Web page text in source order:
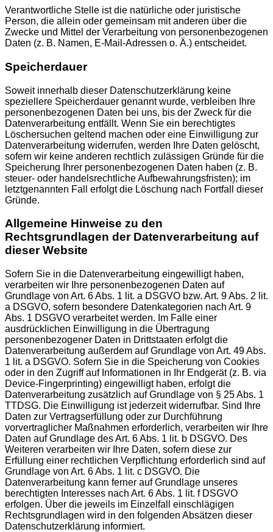
Verantwortliche Stelle ist die natürliche oder juristische
Person, die allein oder gemeinsam mit anderen über die
Zwecke und Mittel der Verarbeitung von personenbezogenen
Daten (z. B. Namen, E-Mail-Adressen o. Ä.) entscheidet.
Speicherdauer
Soweit innerhalb dieser Datenschutzerklärung keine
speziellere Speicherdauer genannt wurde, verbleiben Ihre
personenbezogenen Daten bei uns, bis der Zweck für die
Datenverarbeitung entfällt. Wenn Sie ein berechtigtes
Löschersuchen geltend machen oder eine Einwilligung zur
Datenverarbeitung widerrufen, werden Ihre Daten gelöscht,
sofern wir keine anderen rechtlich zulässigen Gründe für die
Speicherung Ihrer personenbezogenen Daten haben (z. B.
steuer- oder handelsrechtliche Aufbewahrungsfristen); im
letztgenannten Fall erfolgt die Löschung nach Fortfall dieser
Gründe.
Allgemeine Hinweise zu den
Rechtsgrundlagen der Datenverarbeitung auf
dieser Website
Sofern Sie in die Datenverarbeitung eingewilligt haben,
verarbeiten wir Ihre personenbezogenen Daten auf
Grundlage von Art. 6 Abs. 1 lit. a DSGVO bzw. Art. 9 Abs. 2 lit.
a DSGVO, sofern besondere Datenkategorien nach Art. 9
Abs. 1 DSGVO verarbeitet werden. Im Falle einer
ausdrücklichen Einwilligung in die Übertragung
personenbezogener Daten in Drittstaaten erfolgt die
Datenverarbeitung außerdem auf Grundlage von Art. 49 Abs.
1 lit. a DSGVO. Sofern Sie in die Speicherung von Cookies
oder in den Zugriff auf Informationen in Ihr Endgerät (z. B. via
Device-Fingerprinting) eingewilligt haben, erfolgt die
Datenverarbeitung zusätzlich auf Grundlage von § 25 Abs. 1
TTDSG. Die Einwilligung ist jederzeit widerrufbar. Sind Ihre
Daten zur Vertragserfüllung oder zur Durchführung
vorvertraglicher Maßnahmen erforderlich, verarbeiten wir Ihre
Daten auf Grundlage des Art. 6 Abs. 1 lit. b DSGVO. Des
Weiteren verarbeiten wir Ihre Daten, sofern diese zur
Erfüllung einer rechtlichen Verpflichtung erforderlich sind auf
Grundlage von Art. 6 Abs. 1 lit. c DSGVO. Die
Datenverarbeitung kann ferner auf Grundlage unseres
berechtigten Interesses nach Art. 6 Abs. 1 lit. f DSGVO
erfolgen. Über die jeweils im Einzelfall einschlägigen
Rechtsgrundlagen wird in den folgenden Absätzen dieser
Datenschutzerklärung informiert.